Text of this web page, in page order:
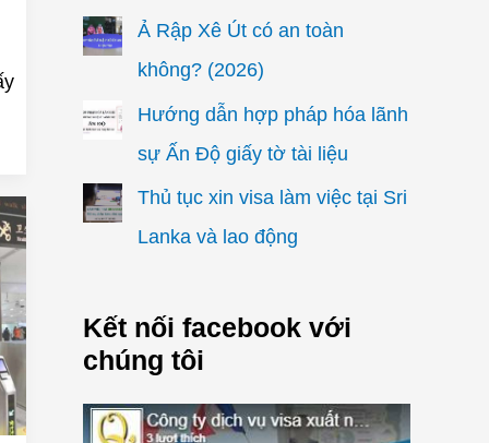
Ả Rập Xê Út có an toàn
không? (2026)
Hướng dẫn hợp pháp hóa lãnh
sự Ấn Độ giấy tờ tài liệu
Thủ tục xin visa làm việc tại Sri
Lanka và lao động
Kết nối facebook với
chúng tôi